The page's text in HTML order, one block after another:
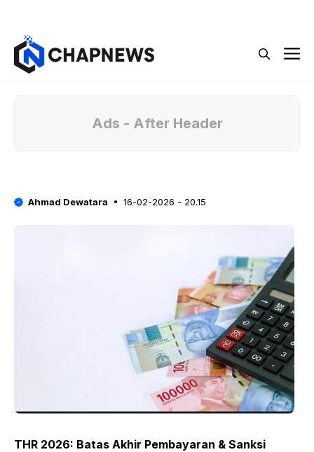
Ads - After Header
Ahmad Dewatara 16-02-2026 - 20.15
THR 2026: Batas Akhir Pembayaran & Sanksi